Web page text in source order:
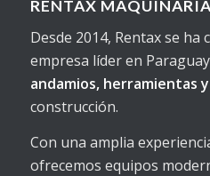
RENTAX
Desde 2014, Rentax se ha
empresa líder en
andamios, herramientas
construcción.
Con una amplia
ofrecemos equipos